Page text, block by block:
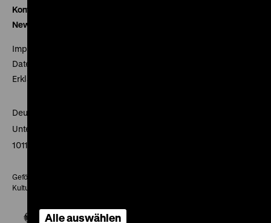
Kontakt
Newsletter
Impressum
Datenschutz
Erklärung digitale Barrierefreiheit
Deutsches Historisches Museum
Unter den Linden 2
10117 Berlin
Gefördert mit Mitteln des Beauftragten der Bundesregierung für
Kultur und Medien
Alle auswählen